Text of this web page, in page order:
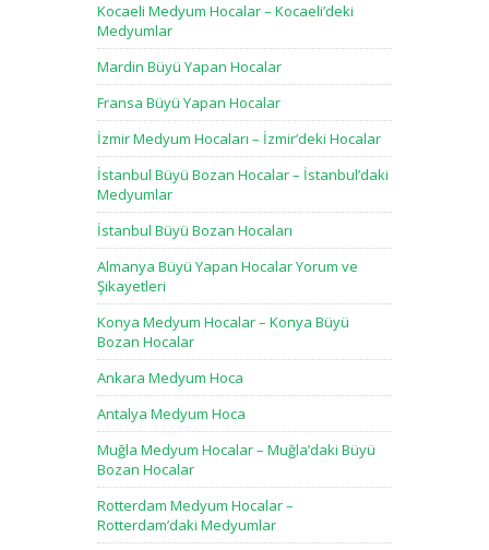
Kocaeli Medyum Hocalar – Kocaeli’deki
Medyumlar
Mardin Büyü Yapan Hocalar
Fransa Büyü Yapan Hocalar
İzmir Medyum Hocaları – İzmir’deki Hocalar
İstanbul Büyü Bozan Hocalar – İstanbul’daki
Medyumlar
İstanbul Büyü Bozan Hocaları
Almanya Büyü Yapan Hocalar Yorum ve
Şikayetleri
Konya Medyum Hocalar – Konya Büyü
Bozan Hocalar
Ankara Medyum Hoca
Antalya Medyum Hoca
Muğla Medyum Hocalar – Muğla’daki Büyü
Bozan Hocalar
Rotterdam Medyum Hocalar –
Rotterdam’daki Medyumlar